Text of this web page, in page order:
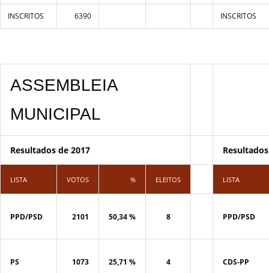
INSCRITOS 6390 INSCRITOS
ASSEMBLEIA
MUNICIPAL
Resultados de 2017
LISTA VOTOS % ELEITOS LISTA
PPD/PSD 2101 50,34 % 8 PPD/PSD
PS 1073 25,71 % 4 CDS-PP